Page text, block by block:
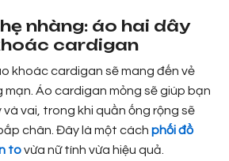
nhàng: áo hai dây
cardigan
khoác cardigan sẽ mang đến vẻ
Áo cardigan mỏng sẽ giúp bạn
vai, trong khi quần ống rộng sẽ
chân. Đây là một cách phối đồ
tovừa nữ tính vừa hiệu quả.